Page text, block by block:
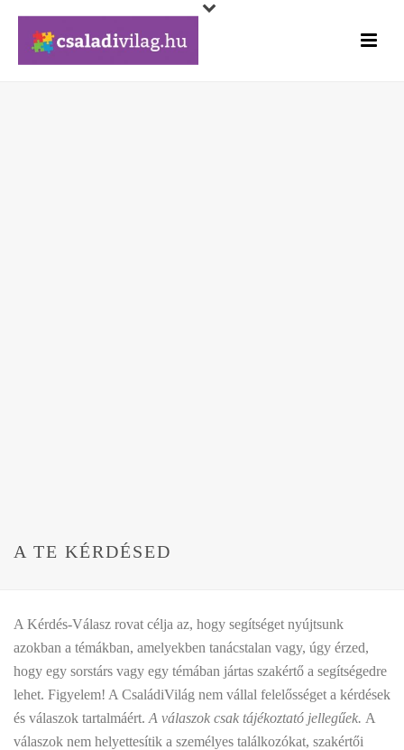
A TE KÉRDÉSED
A Kérdés-Válasz rovat célja az, hogy segítséget nyújtsunk
azokban a témákban, amelyekben tanácstalan vagy, úgy érzed,
hogy egy sorstárs vagy egy témában jártas szakértő a segítségedre
lehet. Figyelem! A CsaládiVilág nem vállal felelősséget a kérdések
és válaszok tartalmáért. A válaszok csak tájékoztató jellegűek. A
válaszok nem helyettesítik a személyes találkozókat, szakértői